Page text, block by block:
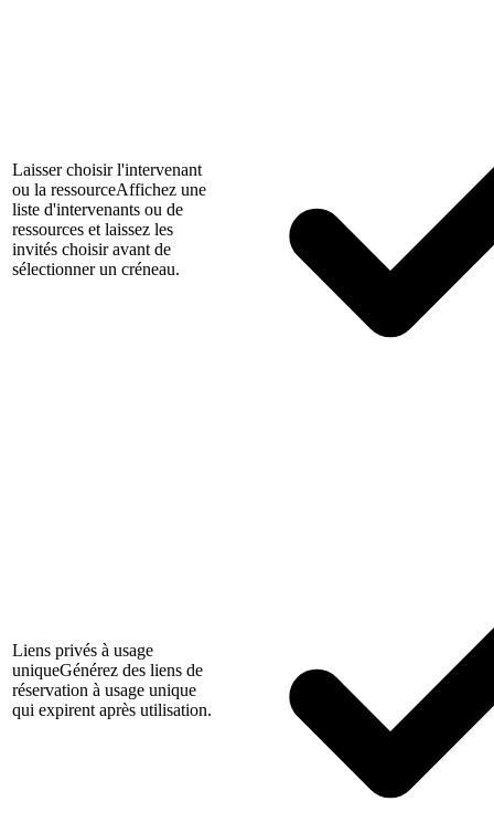
Laisser choisir l'intervenant
ou la ressourceAffichez une
liste d'intervenants ou de
ressources et laissez les
invités choisir avant de
sélectionner un créneau.
Liens privés à usage
uniqueGénérez des liens de
réservation à usage unique
qui expirent après utilisation.